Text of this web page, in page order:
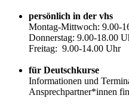
persönlich in der vhs
Montag-Mittwoch: 9.00-
Donnerstag: 9.00-18.00
Freitag: 9.00-14.00 Uhr
für Deutschkurse
Informationen und
Ansprechpartner*innen